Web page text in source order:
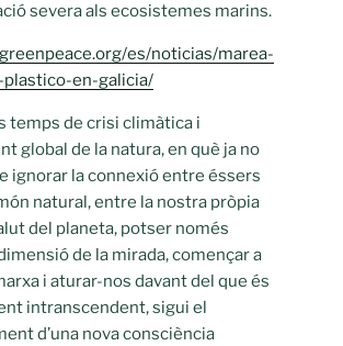
severa als ecosistemes marins.⁣
es/noticias/marea-
plastico-en-galicia/
temps de crisi climàtica i
global de la natura, en què ja no
ignorar la connexió entre éssers
natural, entre la nostra pròpia
del planeta, potser només
de la mirada, començar a
i aturar-nos davant del que és
intranscendent, sigui el
d’una nova consciència